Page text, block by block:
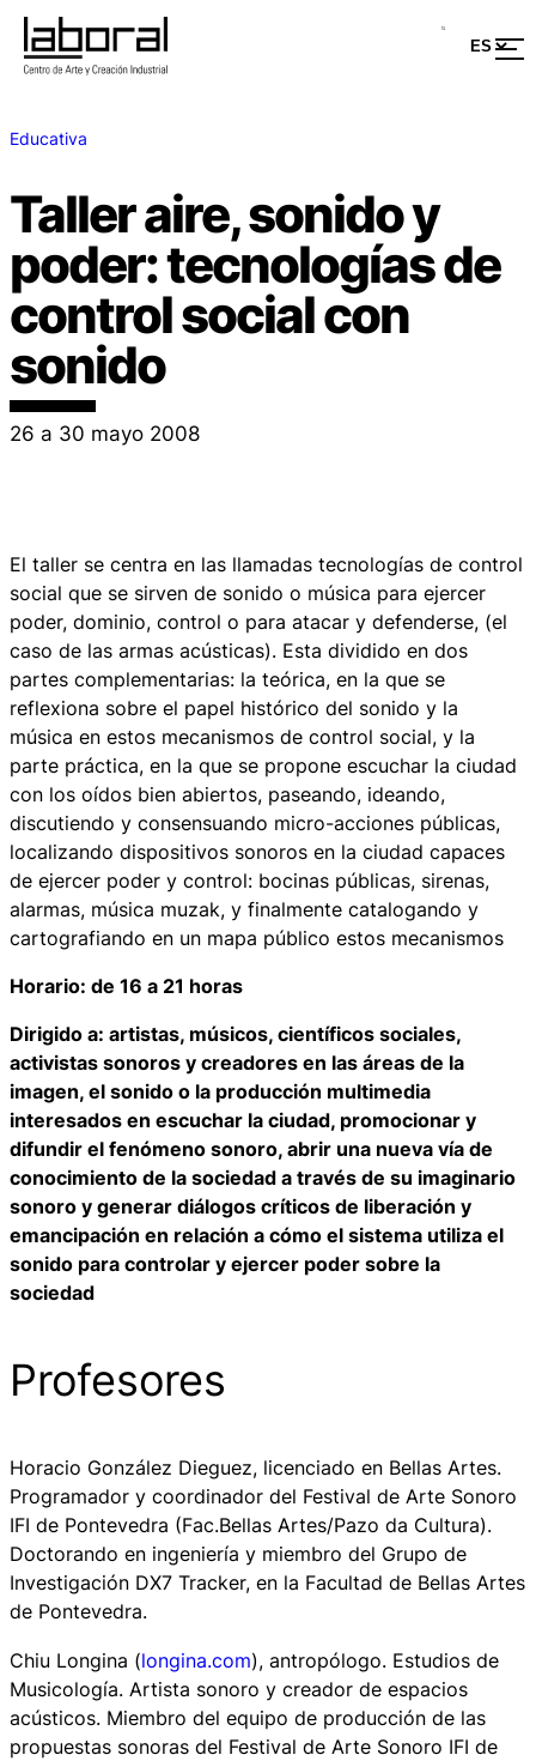
Educativa
Taller aire, sonido y
poder: tecnologías de
control social con
sonido
26 a 30 mayo 2008
El taller se centra en las llamadas tecnologías de control
social que se sirven de sonido o música para ejercer
poder, dominio, control o para atacar y defenderse, (el
caso de las armas acústicas). Esta dividido en dos
partes complementarias: la teórica, en la que se
reflexiona sobre el papel histórico del sonido y la
música en estos mecanismos de control social, y la
parte práctica, en la que se propone escuchar la ciudad
con los oídos bien abiertos, paseando, ideando,
discutiendo y consensuando micro-acciones públicas,
localizando dispositivos sonoros en la ciudad capaces
de ejercer poder y control: bocinas públicas, sirenas,
alarmas, música muzak, y finalmente catalogando y
cartografiando en un mapa público estos mecanismos
Horario: de 16 a 21 horas
Dirigido a: artistas, músicos, científicos sociales,
activistas sonoros y creadores en las áreas de la
imagen, el sonido o la producción multimedia
interesados en escuchar la ciudad, promocionar y
difundir el fenómeno sonoro, abrir una nueva vía de
conocimiento de la sociedad a través de su imaginario
sonoro y generar diálogos críticos de liberación y
emancipación en relación a cómo el sistema utiliza el
sonido para controlar y ejercer poder sobre la
sociedad
Profesores
Horacio González Dieguez, licenciado en Bellas Artes.
Programador y coordinador del Festival de Arte Sonoro
IFI de Pontevedra (Fac.Bellas Artes/Pazo da Cultura).
Doctorando en ingeniería y miembro del Grupo de
Investigación DX7 Tracker, en la Facultad de Bellas Artes
de Pontevedra.
Chiu Longina (longina.com), antropólogo. Estudios de
Musicología. Artista sonoro y creador de espacios
acústicos. Miembro del equipo de producción de las
propuestas sonoras del Festival de Arte Sonoro IFI de